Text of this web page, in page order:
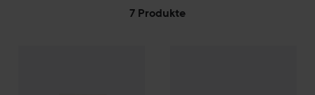
7 Produkte